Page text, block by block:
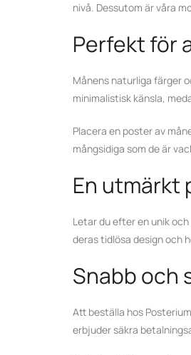
nivå. Dessutom är våra
Perfekt för
Månens naturliga färger
minimalistisk känsla,
Placera en poster av
mångsidiga som de är
En
Letar du efter en unik
deras tidlösa design och
Snabb och
Att beställa hos
erbjuder säkra